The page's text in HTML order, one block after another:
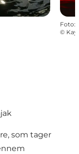
Foto:
©
som tager